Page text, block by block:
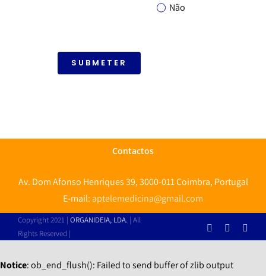
Não
SUBMETER
Contactos
Av. Dom Afonso Henriques 39, 3000-011 Coimbra, Portugal
E-mail: aptelemedicina@gmail.com
Copyright 2021 | ORGANIDEIA, LDA. | All
Rights Reserved |
Facebook
Notice: ob_end_flush(): Failed to send buffer of zlib output